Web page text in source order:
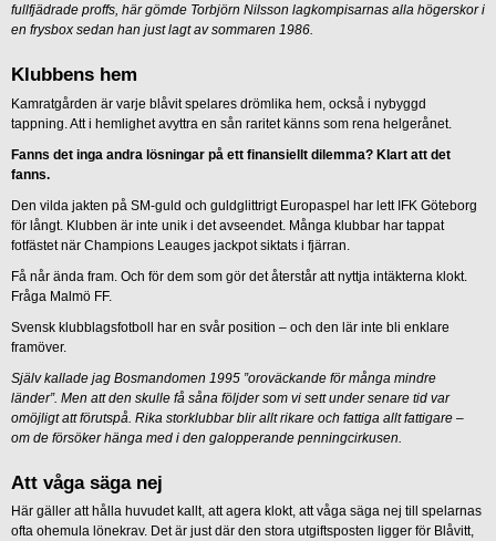
fullfjädrade proffs, här gömde Torbjörn Nilsson lagkompisarnas alla högerskor i
en frysbox sedan han just lagt av sommaren 1986.
Klubbens hem
Kamratgården är varje blåvit spelares drömlika hem, också i nybyggd
tappning. Att i hemlighet avyttra en sån raritet känns som rena helgerånet.
Fanns det inga andra lösningar på ett finansiellt dilemma? Klart att det
fanns.
Den vilda jakten på SM-guld och guldglittrigt Europaspel har lett IFK Göteborg
för långt. Klubben är inte unik i det avseendet. Många klubbar har tappat
fotfästet när Champions Leauges jackpot siktats i fjärran.
Få når ända fram. Och för dem som gör det återstår att nyttja intäkterna klokt.
Fråga Malmö FF.
Svensk klubblagsfotboll har en svår position – och den lär inte bli enklare
framöver.
Själv kallade jag Bosmandomen 1995 ”oroväckande för många mindre
länder”. Men att den skulle få såna följder som vi sett under senare tid var
omöjligt att förutspå. Rika storklubbar blir allt rikare och fattiga allt fattigare –
om de försöker hänga med i den galopperande penningcirkusen.
Att våga säga nej
Här gäller att hålla huvudet kallt, att agera klokt, att våga säga nej till spelarnas
ofta ohemula lönekrav. Det är just där den stora utgiftsposten ligger för Blåvitt,